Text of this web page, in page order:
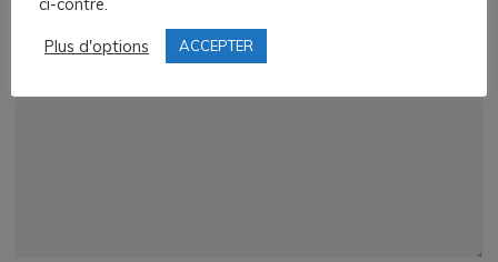
obligatoires sont indiqués avec*
Plus d'options
ACCEPTER